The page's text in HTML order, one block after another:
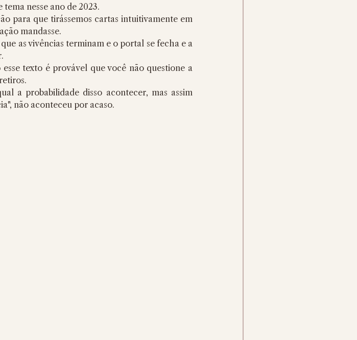
nesse ano de 2023.
para que tirássemos cartas intuitivamente em
mandasse.
as vivências terminam e o portal se fecha e a
texto é provável que você não questione a
a probabilidade disso acontecer, mas assim
não aconteceu por acaso.